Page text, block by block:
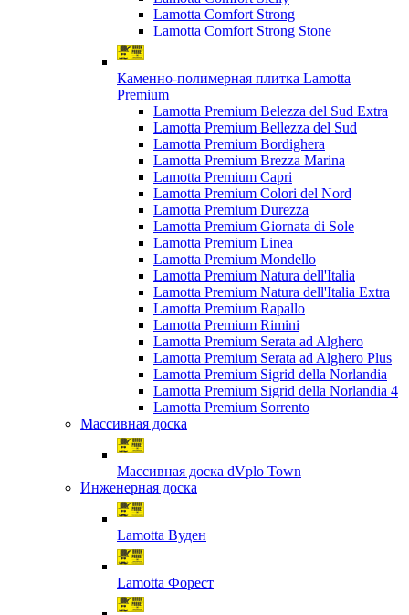
Lamotta Comfort Strong
Lamotta Comfort Strong Stone
Каменно-полимерная плитка Lamotta
Premium
Lamotta Premium Belezza del Sud Extra
Lamotta Premium Bellezza del Sud
Lamotta Premium Bordighera
Lamotta Premium Brezza Marina
Lamotta Premium Capri
Lamotta Premium Colori del Nord
Lamotta Premium Durezza
Lamotta Premium Giornata di Sole
Lamotta Premium Linea
Lamotta Premium Mondello
Lamotta Premium Natura dell'Italia
Lamotta Premium Natura dell'Italia Extra
Lamotta Premium Rapallo
Lamotta Premium Rimini
Lamotta Premium Serata ad Alghero
Lamotta Premium Serata ad Alghero Plus
Lamotta Premium Sigrid della Norlandia
Lamotta Premium Sigrid della Norlandia 4
Lamotta Premium Sorrento
Массивная доска
Массивная доска dVplo Town
Инженерная доска
Lamotta Вуден
Lamotta Форест